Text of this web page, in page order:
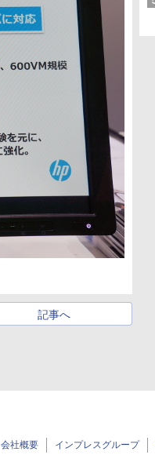
記事へ
会社概要 インプレスグループ